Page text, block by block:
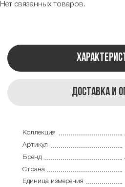
Нет связанных товаров.
Доставка и
Коллекция
Артикул
Бренд
Страна
Единица измерения